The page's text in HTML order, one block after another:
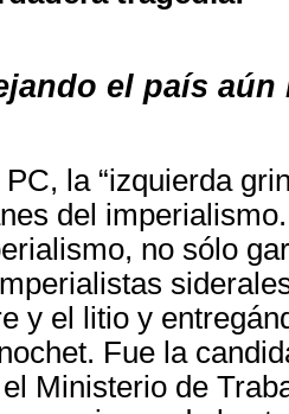
el país aún
la “izquierda
del
no sólo
y el litio y
Fue la
Ministerio de